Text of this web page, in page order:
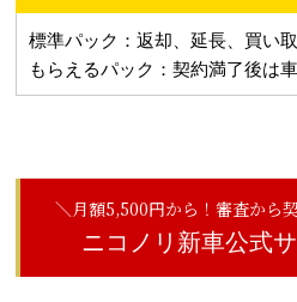
標準パック：返却、延長、買い
もらえるパック：契約満了後は
＼月額5,500円から！審査から
ニコノリ新車公式